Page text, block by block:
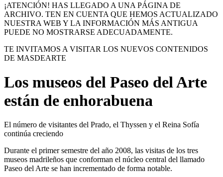
¡ATENCIÓN! HAS LLEGADO A UNA PÁGINA DE
ARCHIVO. TEN EN CUENTA QUE HEMOS ACTUALIZADO
NUESTRA WEB Y LA INFORMACIÓN MÁS ANTIGUA
PUEDE NO MOSTRARSE ADECUADAMENTE.
TE INVITAMOS A VISITAR LOS NUEVOS CONTENIDOS
DE MASDEARTE
Los museos del Paseo del Arte
están de enhorabuena
El número de visitantes del Prado, el Thyssen y el Reina Sofía
continúa creciendo
Durante el primer semestre del año 2008, las visitas de los tres
museos madrileños que conforman el núcleo central del llamado
Paseo del Arte se han incrementado de forma notable.